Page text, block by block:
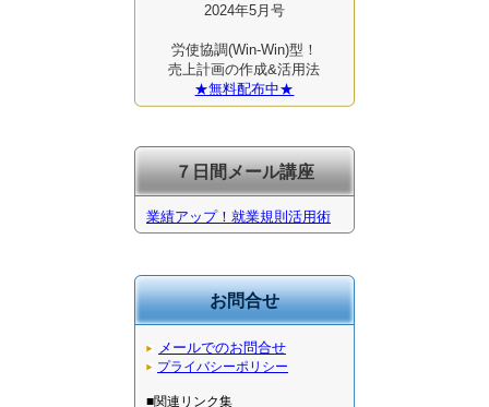
2024年5月号
労使協調(Win-Win)型！
売上計画の作成&活用法
★無料配布中★
７日間メール講座
業績アップ！就業規則活用術
お問合せ
メールでのお問合せ
プライバシーポリシー
■関連リンク集